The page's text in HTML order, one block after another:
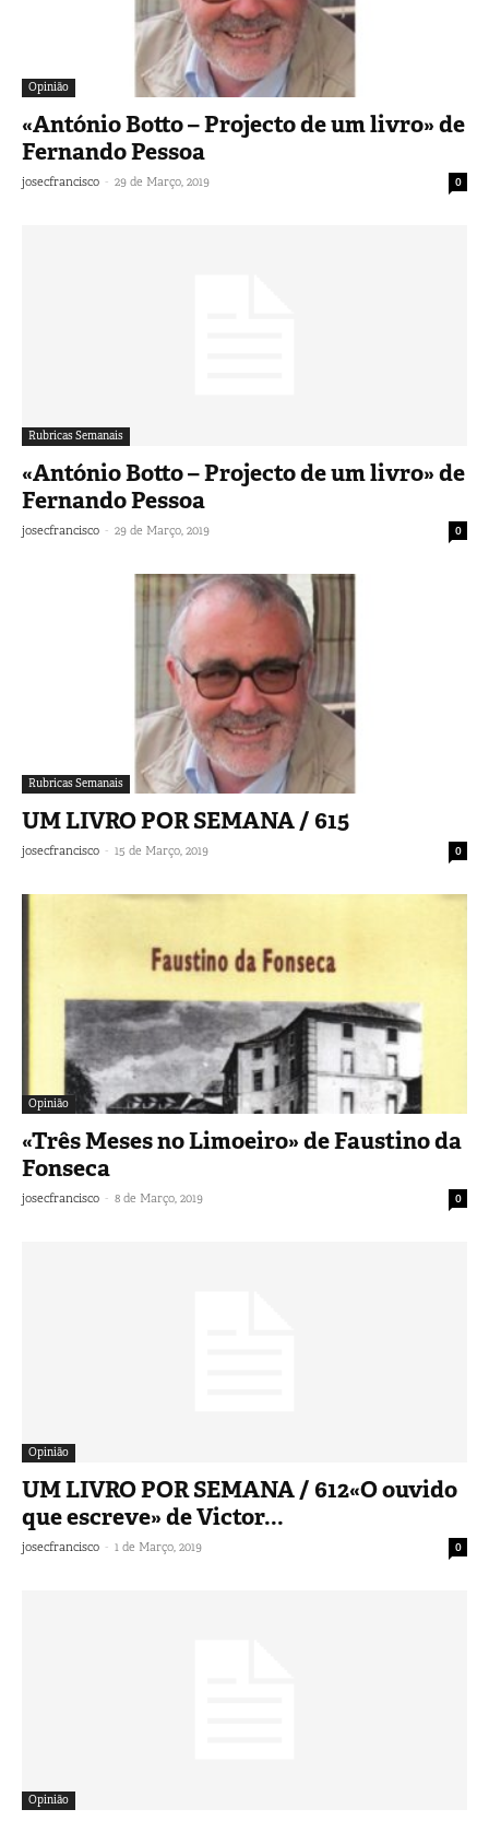
Opinião
«António Botto – Projecto de um livro» de
Fernando Pessoa
josecfrancisco - 29 de Março, 2019 0
Rubricas Semanais
«António Botto – Projecto de um livro» de
Fernando Pessoa
josecfrancisco - 29 de Março, 2019 0
Rubricas Semanais
UM LIVRO POR SEMANA / 615
josecfrancisco - 15 de Março, 2019 0
Opinião
«Três Meses no Limoeiro» de Faustino da
Fonseca
josecfrancisco - 8 de Março, 2019 0
Opinião
UM LIVRO POR SEMANA / 612«O ouvido
que escreve» de Victor...
josecfrancisco - 1 de Março, 2019 0
Opinião